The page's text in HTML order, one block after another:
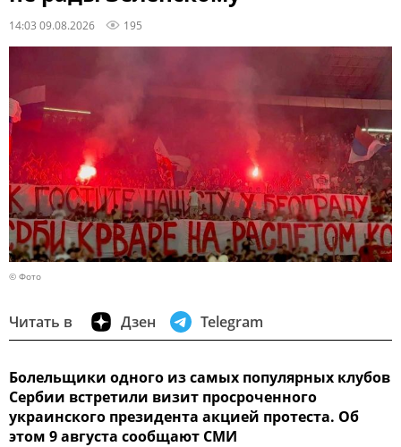
14:03 09.08.2026 195
© Фото
Читать в Дзен Telegram
Болельщики одного из самых популярных клубов
Сербии встретили визит просроченного
украинского президента акцией протеста. Об
этом 9 августа сообщают СМИ